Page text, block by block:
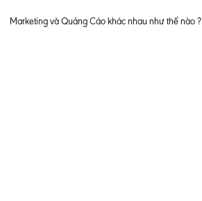
Marketing và Quảng Cáo khác nhau như thế nào ?